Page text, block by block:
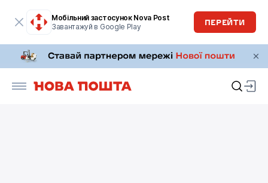
Мобільний застосунок Nova Post
Завантажуй в Google Play
ПЕРЕЙТИ